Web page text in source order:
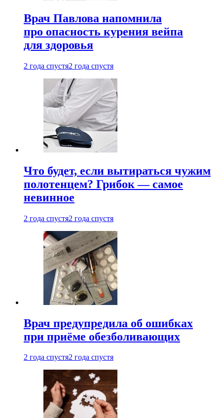
Врач Павлова напомнила
про опасность курения вейпа
для здоровья
2 года спустя2 года спустя
Что будет, если вытираться чужим
полотенцем? Грибок — самое
невинное
2 года спустя2 года спустя
Врач предупредила об ошибках
при приëме обезболивающих
2 года спустя2 года спустя